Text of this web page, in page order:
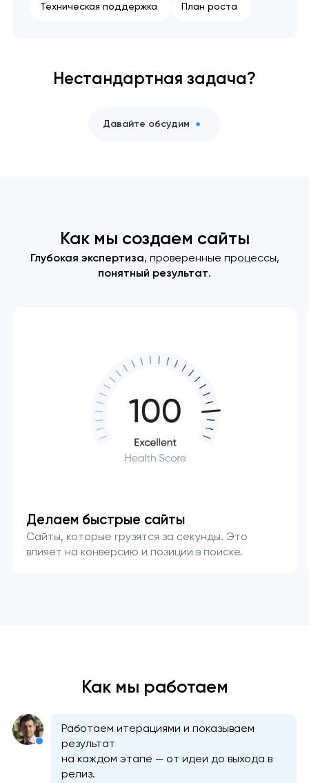
Спасибо
Мы получили вашу заявку
Техническая поддержка План роста
Нестандартная задача?
Давайте обсудим
Как мы создаем сайты
Глубокая экспертиза, проверенные процессы,
понятный результат.
Делаем быстрые сайты
Сайты, которые грузятся за секунды. Это
влияет на конверсию и позиции в поиске.
Как мы работаем
Работаем итерациями и показываем
результат
на каждом этапе — от идеи до выхода в
релиз.
Спасибо
Мы получили вашу заявку
Ваша заявка
отправлена!
Мы свяжемся с вами в
ближайшее время,